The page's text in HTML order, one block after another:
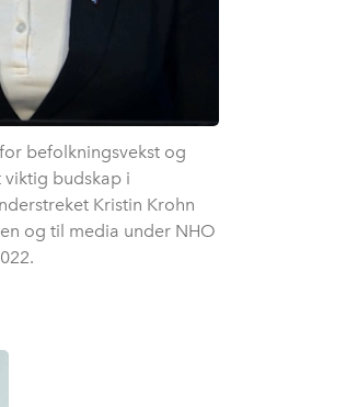
befolkningsvekst og
budskap i
Kristin Krohn
og til media under NHO